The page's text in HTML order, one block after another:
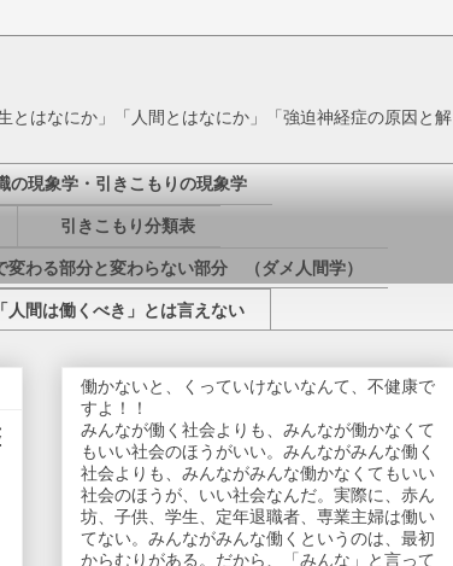
はなにか」「人間とはなにか」「強迫神経症の原因と解
の現象学・引きこもりの現象学
引きこもり分類表
変わる部分と変わらない部分 （ダメ人間学）
「人間は働くべき」とは言えない
働かないと、くっていけないなんて、不健康で
すよ！！
みんなが働く社会よりも、みんなが働かなくて
もいい社会のほうがいい。みんながみんな働く
社会よりも、みんながみんな働かなくてもいい
社会のほうが、いい社会なんだ。実際に、赤ん
坊、子供、学生、定年退職者、専業主婦は働い
てない。みんながみんな働くというのは、最初
からむりがある。だから、「みんな」と言って